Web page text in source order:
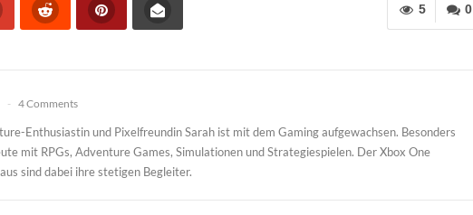
0
5
4 Comments
Enthusiastin und Pixelfreundin Sarah ist mit dem Gaming aufgewachsen. Besonders
mit RPGs, Adventure Games, Simulationen und Strategiespielen. Der Xbox One
sind dabei ihre stetigen Begleiter.